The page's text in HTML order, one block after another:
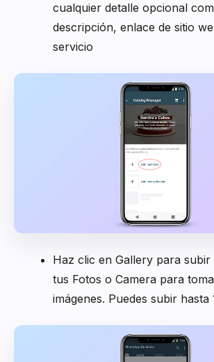
cualquier detalle opcional
descripción, enlace de sitio
servicio
Haz clic en Gallery para subir
tus Fotos o Camera para
imágenes. Puedes subir hasta